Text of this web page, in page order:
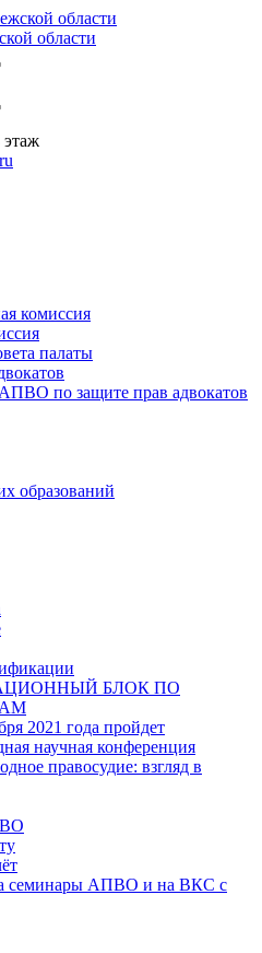
области
комиссия
палаты
по защите прав адвокатов
образований
БЛОК ПО
2021 года пройдет
научная конференция
правосудие: взгляд в
семинары АПВО и на ВКС с